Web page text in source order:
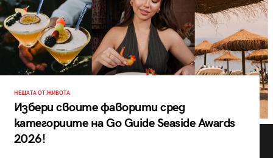
НЕЩАТА ОТ ЖИВОТА
Избери своите фаворити сред
категориите на Go Guide Seaside Awards
2026!